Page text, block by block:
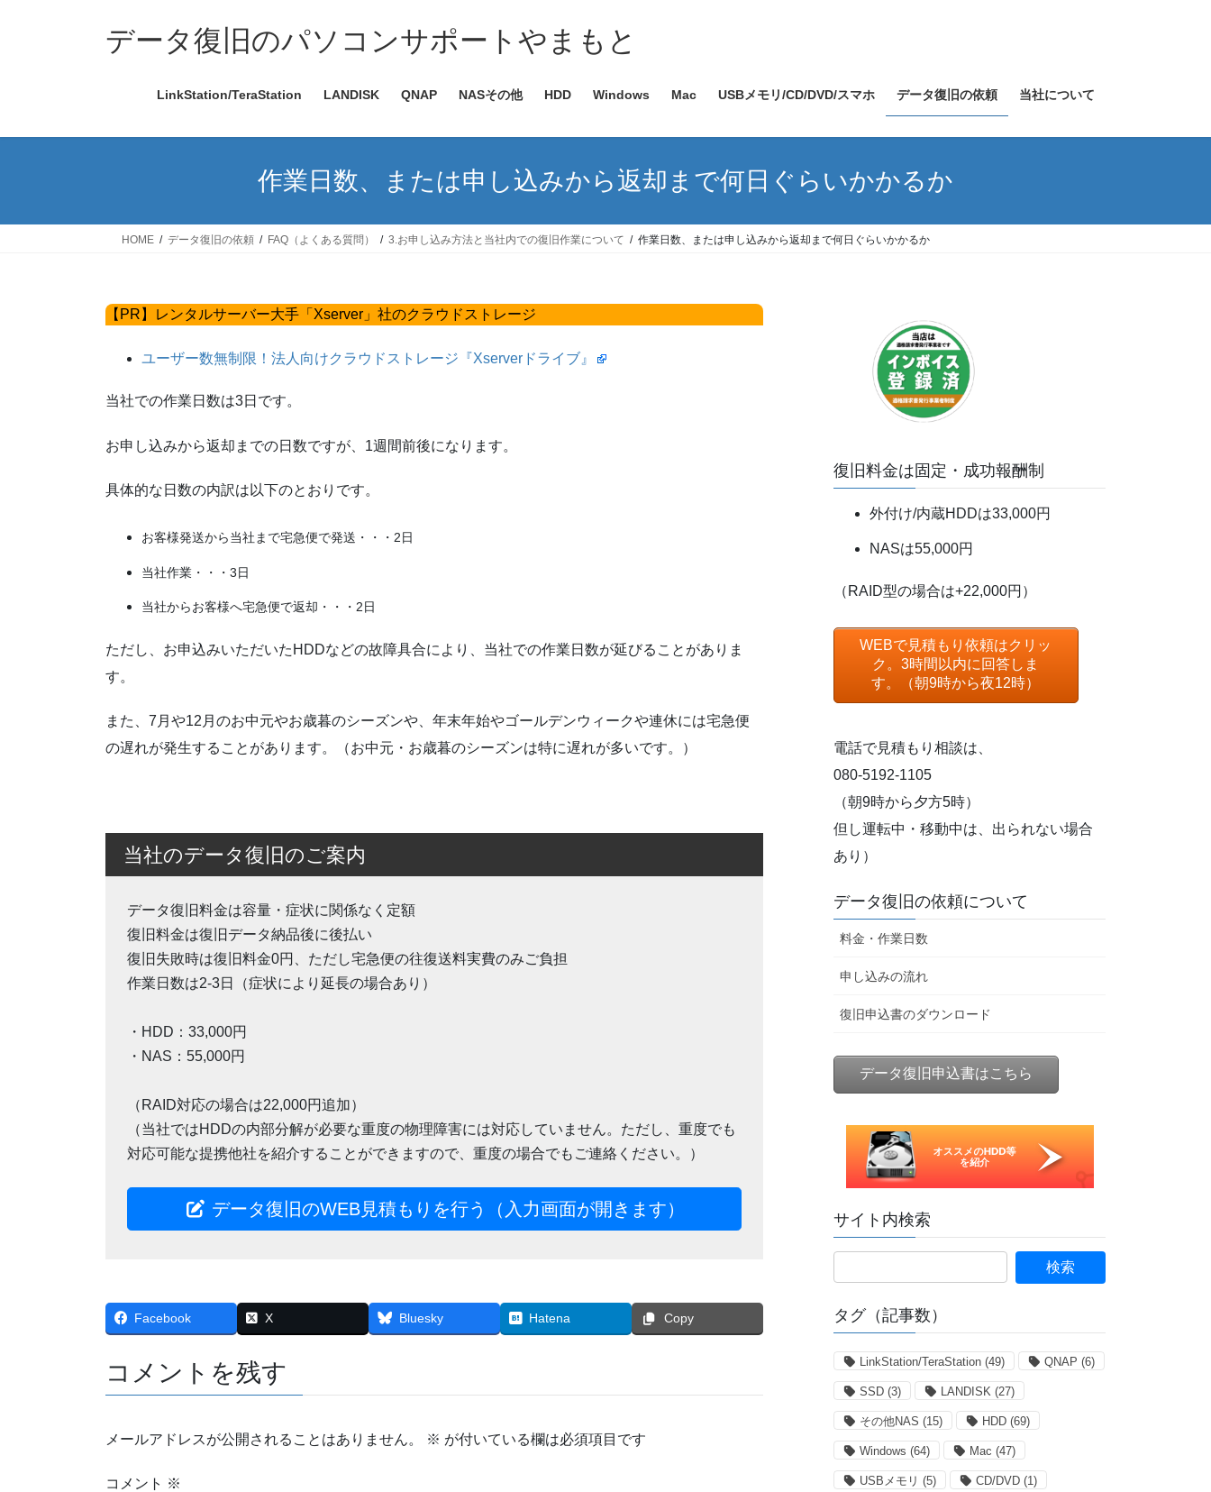
ス
ン
データ復旧のパソコンサポートやまもと
LinkStation/TeraStation LANDISK QNAP NASその他 HDD Windows Mac USBメモリ/CD/DVD/スマホ データ復旧の依頼 当社について
作業日数、または申し込みから返却まで何日ぐらいかかるか
HOME データ復旧の依頼 FAQ（よくある質問） 3.お申し込み方法と当社内での復旧作業について 作業日数、または申し込みから返却まで何日ぐらいかかるか
【PR】レンタルサーバー大手「Xserver」社のクラウドストレージ
ユーザー数無制限！法人向けクラウドストレージ『Xserverドライブ』
当社での作業日数は3日です。
お申し込みから返却までの日数ですが、1週間前後になります。
具体的な日数の内訳は以下のとおりです。
お客様発送から当社まで宅急便で発送・・・2日
当社作業・・・3日
当社からお客様へ宅急便で返却・・・2日
ただし、お申込みいただいたHDDなどの故障具合により、当社での作業日数が延びることがありま
す。
また、7月や12月のお中元やお歳暮のシーズンや、年末年始やゴールデンウィークや連休には宅急便
の遅れが発生することがあります。（お中元・お歳暮のシーズンは特に遅れが多いです。）
当社のデータ復旧のご案内
データ復旧料金は容量・症状に関係なく定額
復旧料金は復旧データ納品後に後払い
復旧失敗時は復旧料金0円、ただし宅急便の往復送料実費のみご負担
作業日数は2-3日（症状により延長の場合あり）
・HDD：33,000円
・NAS：55,000円
（RAID対応の場合は22,000円追加）
（当社ではHDDの内部分解が必要な重度の物理障害には対応していません。ただし、重度でも
対応可能な提携他社を紹介することができますので、重度の場合でもご連絡ください。）
データ復旧のWEB見積もりを行う（入力画面が開きます）
Facebook X Bluesky Hatena Copy
コメントを残す
メールアドレスが公開されることはありません。 ※ が付いている欄は必須項目です
コメント ※
復旧料金は固定・成功報酬制
外付け/内蔵HDDは33,000円
NASは55,000円
（RAID型の場合は+22,000円）
WEBで見積もり依頼はクリッ
ク。3時間以内に回答しま
す。（朝9時から夜12時）
電話で見積もり相談は、
080-5192-1105
（朝9時から夕方5時）
但し運転中・移動中は、出られない場合
あり）
データ復旧の依頼について
料金・作業日数
申し込みの流れ
復旧申込書のダウンロード
データ復旧申込書はこちら
サイト内検索
タグ（記事数）
LinkStation/TeraStation (49) QNAP (6)
SSD (3) LANDISK (27)
その他NAS (15) HDD (69)
Windows (64) Mac (47)
USBメモリ (5) CD/DVD (1)